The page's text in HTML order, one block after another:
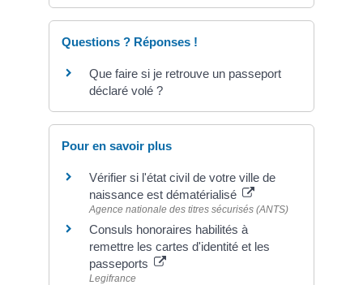
Questions ? Réponses !
Que faire si je retrouve un passeport
déclaré volé ?
Pour en savoir plus
Vérifier si l'état civil de votre ville de
naissance est dématérialisé
Agence nationale des titres sécurisés (ANTS)
Consuls honoraires habilités à
remettre les cartes d'identité et les
passeports
Legifrance